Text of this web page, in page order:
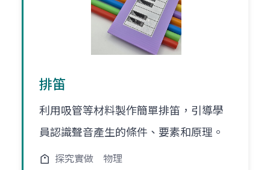
排笛
利用吸管等材料製作簡單排笛，引導學
員認識聲音產生的條件、要素和原理。
探究實做 物理